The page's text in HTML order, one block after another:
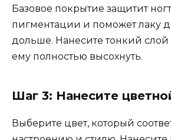
Базовое покрытие защитит
пигментации и поможет лаку
дольше. Нанесите тонкий слой
ему полностью высохнуть.
Шаг 3: Нанесите
Выберите цвет, который